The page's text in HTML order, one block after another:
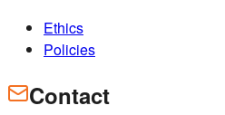
Ethics
Policies
Contact